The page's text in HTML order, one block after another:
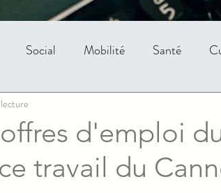
Social Mobilité Santé
d'emploi
travail du